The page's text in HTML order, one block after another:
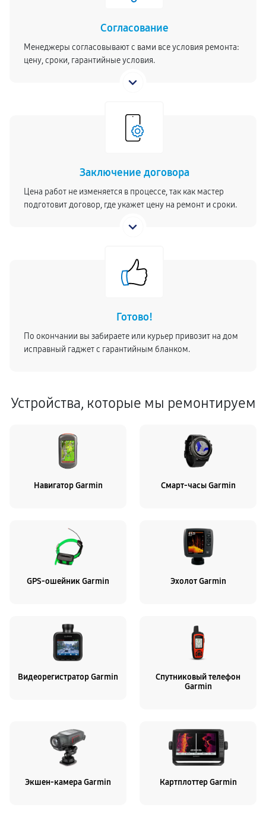
Согласование
Менеджеры согласовывают с вами все условия ремонта:
цену, сроки, гарантийные условия.
Заключение договора
Цена работ не изменяется в процессе, так как мастер
подготовит договор, где укажет цену на ремонт и сроки.
Готово!
По окончании вы забираете или курьер привозит на дом
исправный гаджет с гарантийным бланком.
Устройства, которые мы ремонтируем
Навигатор Garmin Смарт-часы Garmin
GPS-ошейник Garmin Эхолот Garmin
Видеорегистратор Garmin
Спутниковый телефон
Garmin
Экшен-камера Garmin Картплоттер Garmin